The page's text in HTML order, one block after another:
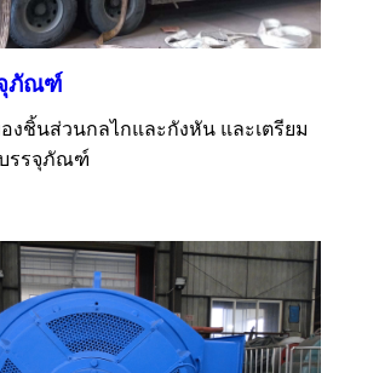
จุภัณฑ์
งชิ้นส่วนกลไกและกังหัน และเตรียม
รรจุภัณฑ์